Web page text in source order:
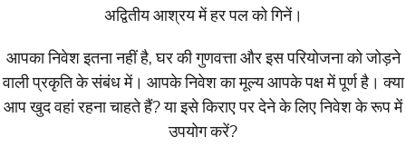
अद्वितीय आश्रय में हर पल को गिनें।
आपका निवेश इतना नहीं है, घर की गुणवत्ता और इस परियोजना को जोड़ने
वाली प्रकृति के संबंध में। आपके निवेश का मूल्य आपके पक्ष में पूर्ण है। क्या
आप खुद वहां रहना चाहते हैं? या इसे किराए पर देने के लिए निवेश के रूप में
उपयोग करें?